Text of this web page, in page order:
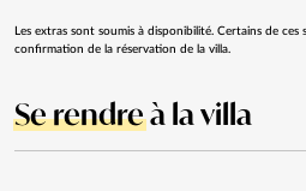
Les extras sont soumis à disponibilité. Certains de
confirmation de la réservation de la villa.
Se rendreà la villa